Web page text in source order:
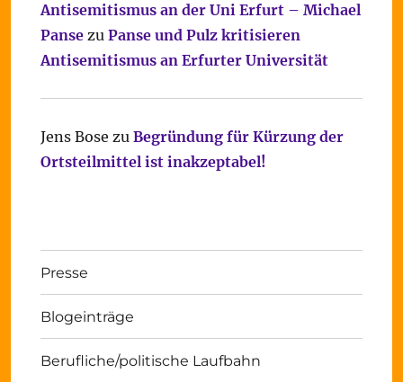
Antisemitismus an der Uni Erfurt – Michael
Pansezu Panse und Pulz kritisieren
Antisemitismus an Erfurter Universität
Jens Bose zu Begründung für Kürzung der
Ortsteilmittel ist inakzeptabel!
Presse
Blogeinträge
Berufliche/politische Laufbahn